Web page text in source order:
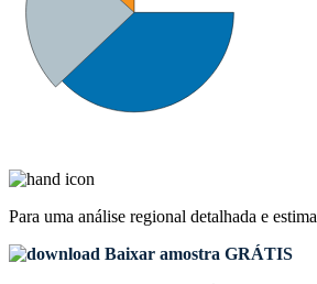
Para uma análise regional detalhada e
Baixar amostra GRÁTIS